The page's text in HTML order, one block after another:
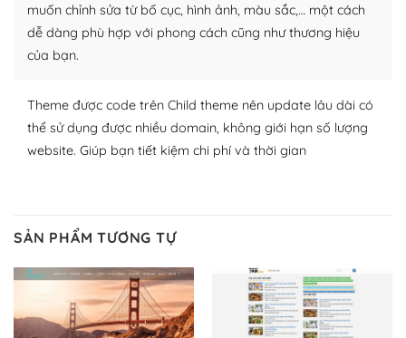
lập website của mình.
WordPress đa dạng plugin và themes
Với mọi Hosting bất kỳ thì WordPress đều có thể dễ
dàng thiết lập vì thực tế nó đã cung cấp khoảng 60%
trang web WordPress của bạn.
Dễ dàng lựa chọn Hosting cho website WordPress
– Bảo mật cực tốt
muốn chỉnh sửa từ bố cục, hình ảnh, màu sắc,… một cách
dễ dàng phù hợp với phong cách cũng như thương hiệu
của bạn.
Theme được code trên Child theme nên update lâu dài có
thể sử dụng được nhiều domain, không giới hạn số lượng
website. Giúp bạn tiết kiệm chi phí và thời gian
SẢN PHẨM TƯƠNG TỰ